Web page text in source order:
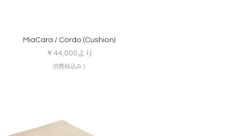
クイックビュー
MiaCara / Cordo (Cushion)
￥44,000より
セール価格
消費税込み